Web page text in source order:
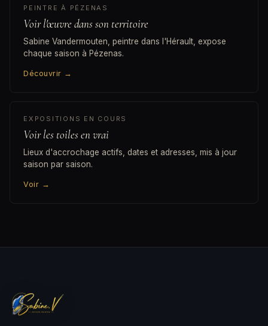
PEINTRE À PÉZENAS
Voir l'œuvre dans son territoire
Sabine Vandermouten, peintre dans l'Hérault, expose
chaque saison à Pézenas.
Découvrir →
EXPOSITIONS EN COURS
Voir les toiles en vrai
Lieux d'accrochage actifs, dates et adresses, mis à jour
saison par saison.
Voir →